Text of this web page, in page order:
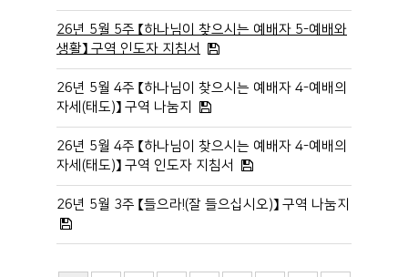
26년 5월 5주 【하나님이 찾으시는 예배자 5-예배와
생활】 구역 인도자 지침서
26년 5월 4주 【하나님이 찾으시는 예배자 4-예배의
자세(태도)】 구역 나눔지
26년 5월 4주 【하나님이 찾으시는 예배자 4-예배의
자세(태도)】 구역 인도자 지침서
26년 5월 3주 【들으라!(잘 들으십시오)】 구역 나눔지